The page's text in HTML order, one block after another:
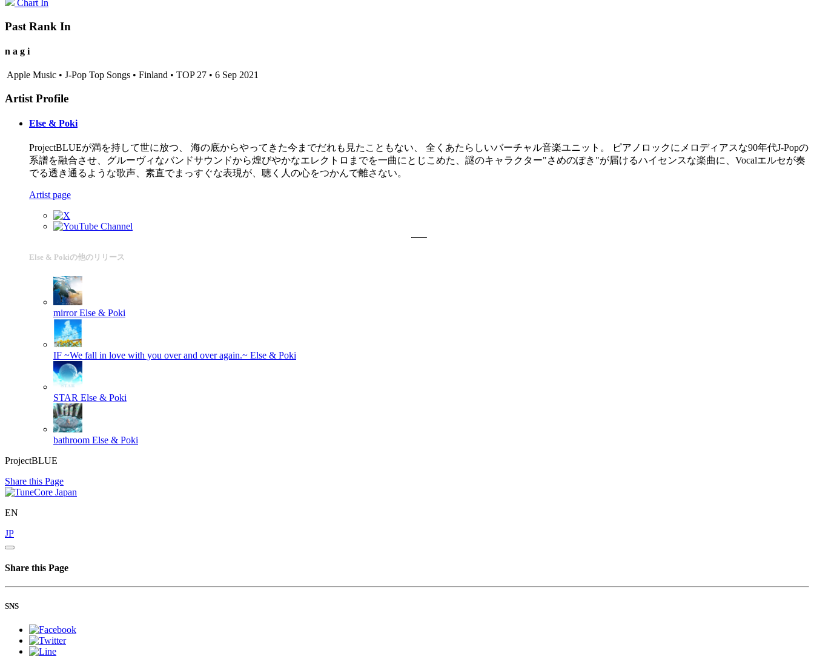
Chart In
Past Rank In
n a g i
Apple Music • J-Pop Top Songs • Finland • TOP 27 • 6 Sep 2021
Artist Profile
Else & Poki
ProjectBLUEが満を持して世に放つ、 海の底からやってきた今までだれも見たこともない、 全くあたらしいバーチャル音楽ユニット。 ピアノロックにメロディアスな90年代J-Popの
系譜を融合させ、グルーヴィなバンドサウンドから煌びやかなエレクトロまでを一曲にとじこめた、謎のキャラクター"さめのぽき"が届けるハイセンスな楽曲に、Vocalエルセが奏
でる透き通るような歌声、素直でまっすぐな表現が、聴く人の心をつかんで離さない。
Artist page
Else & Pokiの他のリリース
mirror Else & Poki
IF ~We fall in love with you over and over again.~ Else & Poki
STAR Else & Poki
bathroom Else & Poki
ProjectBLUE
Share this Page
EN
JP
Share this Page
SNS